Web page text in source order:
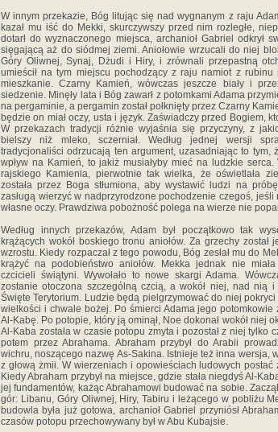
W innym przekazie, Bóg litując się nad wygnanym z raju
kazał mu iść do Mekki, skurczywszy przed nim rozległe,
dotarł do wyznaczonego miejsca, archanioł Gabriel odkrył
sięgającą aż do siódmej ziemi. Aniołowie wrzucali do niej
Góry Oliwnej, Synaj, Dżudi i Hiry, i zrównali przepastną
umieścił na tym miejscu pochodzący z raju namiot z rubinu
mieszkanie. Czarny Kamień, wówczas jeszcze biały i
siedzenie. Minęły lata i Bóg zawarł z potomkami Adama
na pergaminie, a pergamin został połknięty przez Czarny
będzie on miał oczy, usta i język. Zaświadczy przed Bogiem,
W przekazach tradycji różnie wyjaśnia się przyczyny, z
bielszy niż mleko, sczerniał. Według jednej wersji
tradycjonaliści odrzucają ten argument, uzasadniając to tym,
wpływ na Kamień, to jakiż musiałyby mieć na ludzkie
rajskiego Kamienia, pierwotnie tak wielka, że oświetlała
została przez Boga stłumiona, aby wystawić ludzi na
zasługą wierzyć w nadprzyrodzone pochodzenie czegoś,
własne oczy. Prawdziwa pobożność polega na wierze nie
Według innych przekazów, Adam był początkowo tak
krążących wokół boskiego tronu aniołów. Za grzechy
wzrostu. Kiedy rozpaczał z tego powodu, Bóg zesłał mu do
krążyć na podobieństwo aniołów. Mekka jednak nie
czcicieli świątyni. Wywołało to nowe skargi Adama.
zostanie otoczona szczególną czcią, a wokół niej, nad nią
Święte Terytorium. Ludzie będą pielgrzymować do niej
wielkości i chwale bożej. Po śmierci Adama jego
Al-Kabę. Po potopie, który ją ominął, Noe dokonał wokół niej
Al-Kaba została w czasie potopu zmyta i pozostał z niej tylko
potem przez Abrahama. Abraham przybył do Arabii
wichru, noszącego nazwę As-Sakina. Istnieje też inna wersja,
z głową żmii. W wierzeniach i opowieściach ludowych
Kiedy Abraham przybył na miejsce, gdzie stała niegdyś Al-
jej fundamentów, każąc Abrahamowi budować na sobie.
gór: Libanu, Góry Oliwnej, Hiry, Tabiru i leżącego w pobliżu
budowla była już gotowa, archanioł Gabriel przyniósł
czasów potopu przechowywany był w Abu Kubajsie.